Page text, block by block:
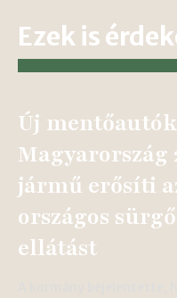
Ezek is
Új mentőautók
Magyarország
jármű erősíti
országos
ellátást